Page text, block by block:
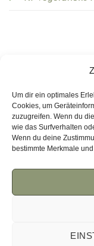
Um dir ein optimales
Cookies, um
zuzugreifen. Wenn du
wie das Surfverhalten
Wenn du deine
bestimmte Merkmale
AGB